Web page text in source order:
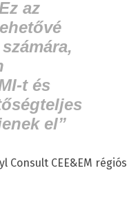
az
t és
el”
Consult CEE&EM régiós